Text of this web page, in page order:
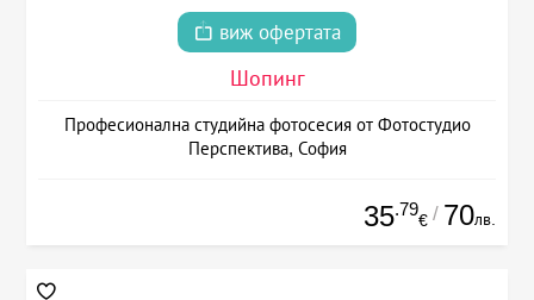
виж офертата
Шопинг
Професионална студийна фотосесия от Фотостудио
Перспектива, София
35.79
€ / 70лв.